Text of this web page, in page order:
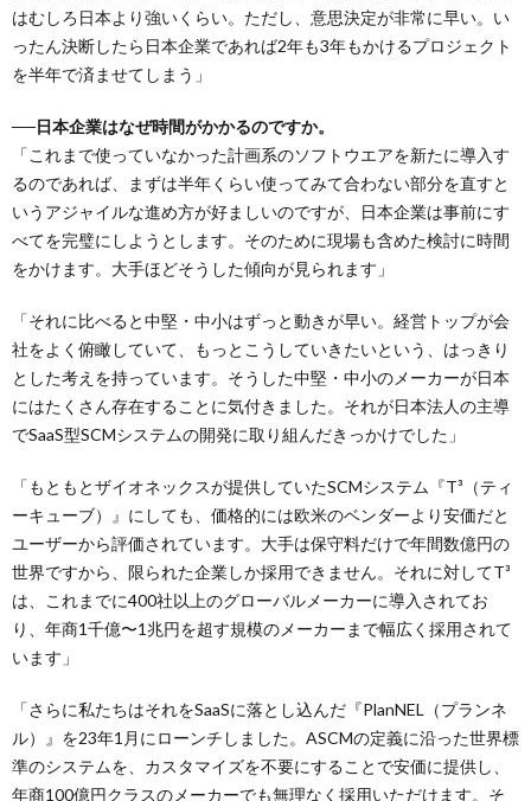
はむしろ日本より強いくらい。ただし、意思決定が非常に早い。い
ったん決断したら日本企業であれば2年も3年もかけるプロジェクト
を半年で済ませてしまう」
──日本企業はなぜ時間がかかるのですか。
「これまで使っていなかった計画系のソフトウエアを新たに導入す
るのであれば、まずは半年くらい使ってみて合わない部分を直すと
いうアジャイルな進め方が好ましいのですが、日本企業は事前にす
べてを完璧にしようとします。そのために現場も含めた検討に時間
をかけます。大手ほどそうした傾向が見られます」
「それに比べると中堅・中小はずっと動きが早い。経営トップが会
社をよく俯瞰していて、もっとこうしていきたいという、はっきり
とした考えを持っています。そうした中堅・中小のメーカーが日本
にはたくさん存在することに気付きました。それが日本法人の主導
でSaaS型SCMシステムの開発に取り組んだきっかけでした」
「もともとザイオネックスが提供していたSCMシステム『T³（ティ
ーキューブ）』にしても、価格的には欧米のベンダーより安価だと
ユーザーから評価されています。大手は保守料だけで年間数億円の
世界ですから、限られた企業しか採用できません。それに対してT³
は、これまでに400社以上のグローバルメーカーに導入されてお
り、年商1千億〜1兆円を超す規模のメーカーまで幅広く採用されて
います」
「さらに私たちはそれをSaaSに落とし込んだ『PlanNEL（プランネ
ル）』を23年1月にローンチしました。ASCMの定義に沿った世界標
準のシステムを、カスタマイズを不要にすることで安価に提供し、
年商100億円クラスのメーカーでも無理なく採用いただけます。そ